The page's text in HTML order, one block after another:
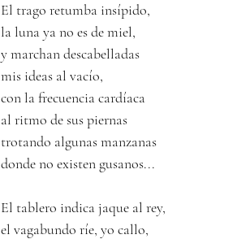
El trago retumba insípido,
la luna ya no es de miel,
y marchan descabelladas
mis ideas al vacío,
con la frecuencia cardíaca
al ritmo de sus piernas
trotando algunas manzanas
donde no existen gusanos...
El tablero indica jaque al rey,
el vagabundo ríe, yo callo,